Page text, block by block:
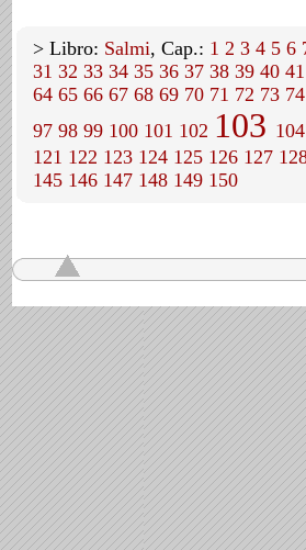
> Libro: Salmi, Cap.: 1 2 3 4 5 6
31 32 33 34 35 36 37 38 39 40 41
64 65 66 67 68 69 70 71 72 73 74
97 98 99 100 101 102 103 104
121 122 123 124 125 126 127
145 146 147 148 149 150